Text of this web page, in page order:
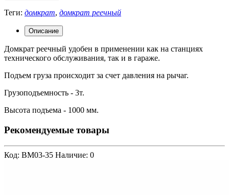
Теги: домкрат, домкрат реечный
Описание
Домкрат реечный удобен в применении как на станциях
технического обслуживания, так и в гараже.
Подъем груза происходит за счет давления на рычаг.
Грузоподъемность - 3т.
Высота подъема - 1000 мм.
Рекомендуемые товары
Код: BM03-35 Наличие: 0